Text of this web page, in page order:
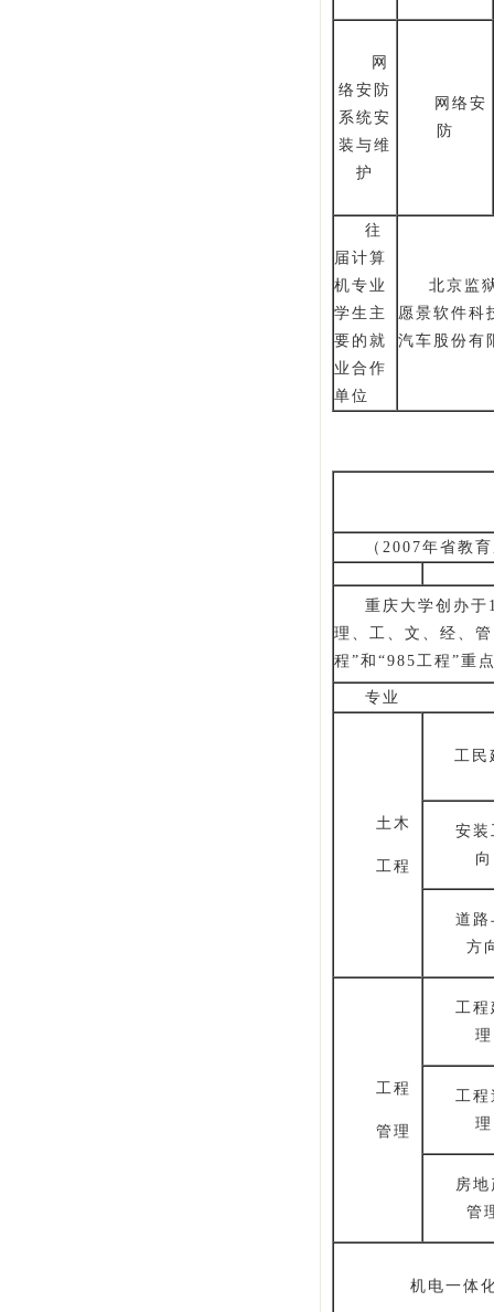
网
络安防
系统安
装与维
护
网络安
防
往
届计算
机专业
学生主
要的就
业合作
单位
北京监
愿景软件科
汽车股份有
（2007年省教
重庆大学创办于
理、工、文、经、
程”和“985工程”重
专业
土木
工程
工民
安装
向
道路
方
工程
管理
工程
理
工程
理
房
管
机电一体